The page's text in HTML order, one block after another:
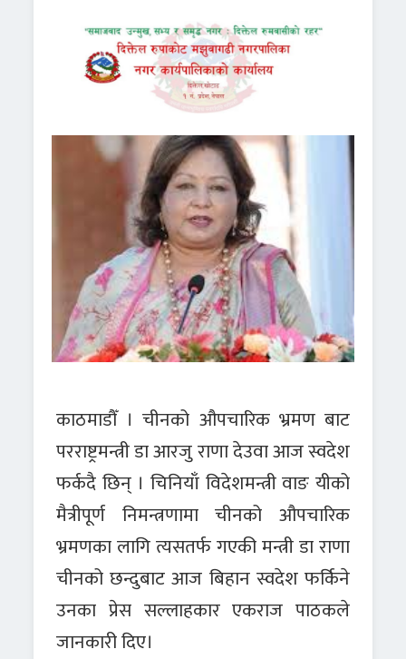
काठमाडौँ । चीनको औपचारिक भ्रमण बाट
परराष्ट्रमन्त्री डा आरजु राणा देउवा आज स्वदेश
फर्कदै छिन् । चिनियाँ विदेशमन्त्री वाङ यीको
मैत्रीपूर्ण निमन्त्रणामा चीनको औपचारिक
भ्रमणका लागि त्यसतर्फ गएकी मन्त्री डा राणा
चीनको छन्दुबाट आज बिहान स्वदेश फर्किने
उनका प्रेस सल्लाहकार एकराज पाठकले
जानकारी दिए।